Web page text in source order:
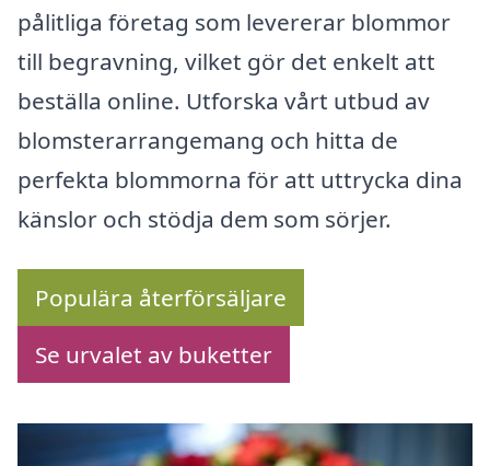
pålitliga företag som levererar blommor
till begravning, vilket gör det enkelt att
beställa online. Utforska vårt utbud av
blomsterarrangemang och hitta de
perfekta blommorna för att uttrycka dina
känslor och stödja dem som sörjer.
Populära återförsäljare
Se urvalet av buketter